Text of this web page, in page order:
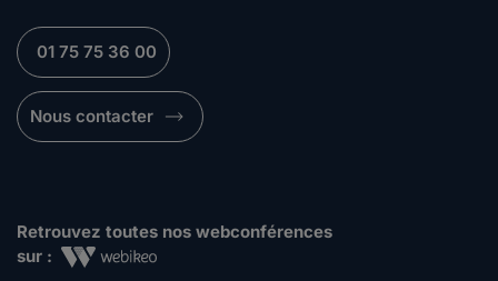
01 75 75 36 00
Nous contacter
Retrouvez toutes nos webconférences
sur :